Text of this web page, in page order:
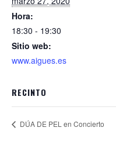
Hora:
18:30 - 19:30
Sitio web:
www.aigues.es
RECINTO
DÚA DE PEL en Concierto